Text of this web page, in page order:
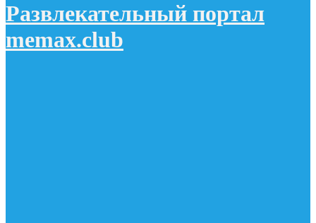
Развлекательный портал
memax.club